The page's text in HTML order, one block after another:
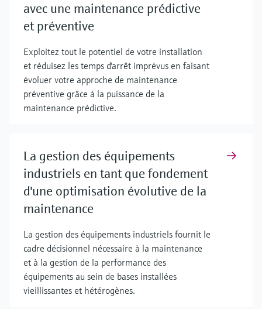
avec une maintenance prédictive
et préventive
Exploitez tout le potentiel de votre installation
et réduisez les temps d'arrêt imprévus en faisant
évoluer votre approche de maintenance
préventive grâce à la puissance de la
maintenance prédictive.
La gestion des équipements
industriels en tant que fondement
d'une optimisation évolutive de la
maintenance
La gestion des équipements industriels fournit le
cadre décisionnel nécessaire à la maintenance
et à la gestion de la performance des
équipements au sein de bases installées
vieillissantes et hétérogènes.